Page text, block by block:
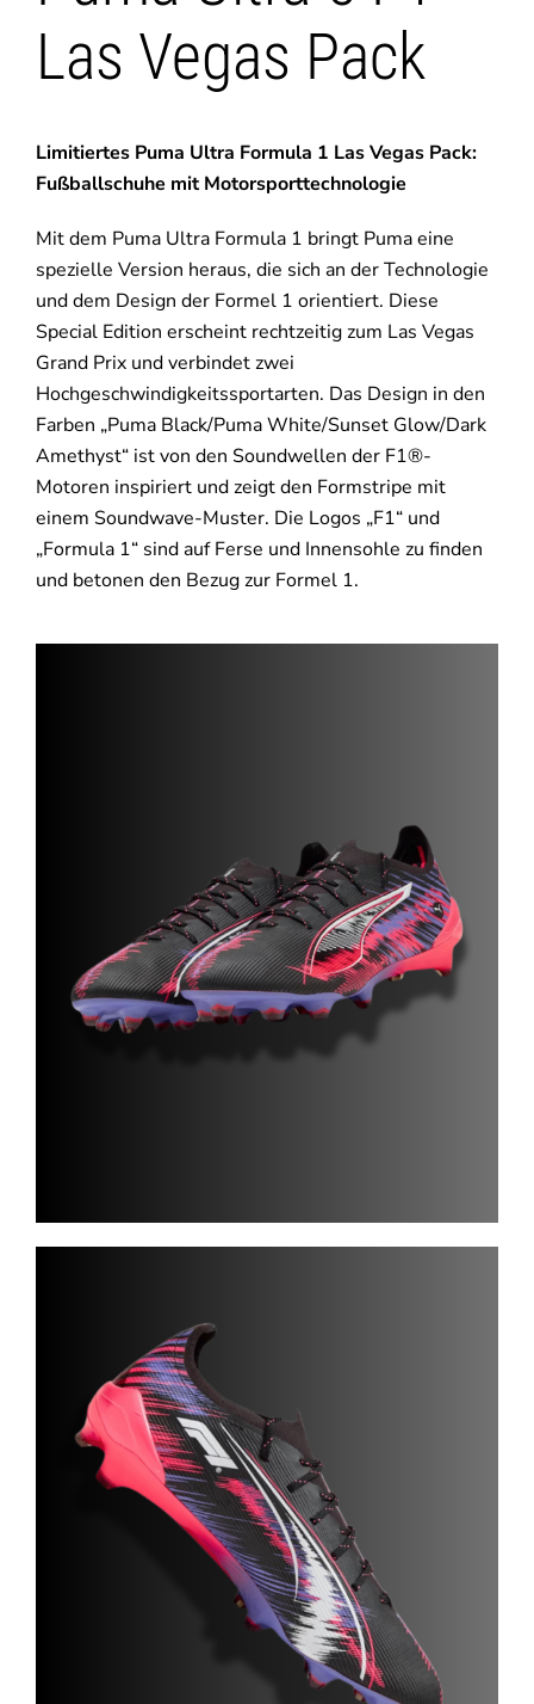
Las Vegas Pack
Limitiertes Puma Ultra Formula 1 Las Vegas Pack:
Fußballschuhe mit Motorsporttechnologie
Mit dem Puma Ultra Formula 1 bringt Puma eine
spezielle Version heraus, die sich an der Technologie
und dem Design der Formel 1 orientiert. Diese
Special Edition erscheint rechtzeitig zum Las Vegas
Grand Prix und verbindet zwei
Hochgeschwindigkeitssportarten. Das Design in den
Farben „Puma Black/Puma White/Sunset Glow/Dark
Amethyst“ ist von den Soundwellen der F1®-
Motoren inspiriert und zeigt den Formstripe mit
einem Soundwave-Muster. Die Logos „F1“ und
„Formula 1“ sind auf Ferse und Innensohle zu finden
und betonen den Bezug zur Formel 1.